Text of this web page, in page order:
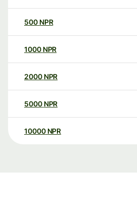
500 NPR
1000 NPR
2000 NPR
5000 NPR
10000 NPR